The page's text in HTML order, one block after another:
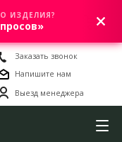
0
Заказать звонок
Напишите нам
Выезд менеджера
ИЗДЕЛИЯ?